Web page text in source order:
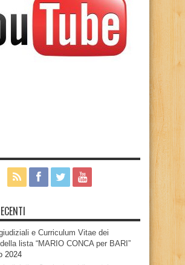
e Curriculum Vitae dei
lista “MARIO CONCA per BARI”
2024